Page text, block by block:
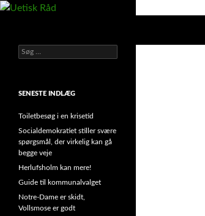
Hop
din stemme i et sygt, sygt samfund!
Søg
efter:
SENESTE INDLÆG
Toiletbesøg i en krisetid
Socialdemokratiet stiller svære
spørgsmål, der virkelig kan gå
begge veje
Herlufsholm kan mere!
Guide til kommunalvalget
Notre-Dame er skidt,
Vollsmose er godt